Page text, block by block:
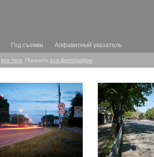
Год съемки Алфавитный указатель
все теги . Показать все фотографии